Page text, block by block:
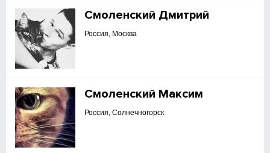
Смоленский Дмитрий
Россия, Москва
Смоленский Максим
Россия, Солнечногорск